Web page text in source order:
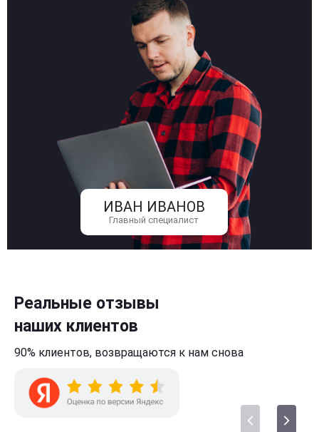
ИВАН ИВАНОВ
Главный специалист
Реальные отзывы
наших клиентов
90% клиентов, возвращаются к нам снова